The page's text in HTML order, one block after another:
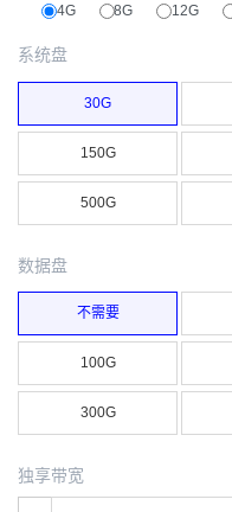
4G 8G 12G
系统盘
30G
150G
500G
数据盘
不需要
100G
300G
独享带宽